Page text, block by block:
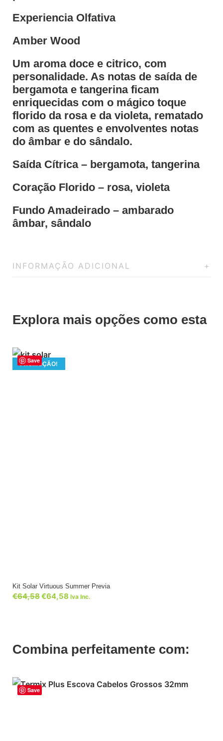
Experiencia Olfativa
Amber Wood
Um aroma doce e citrico, com
personalidade. As notas de saída de
bergamota e tangerina ficam
enriquecidas com o mágico toque
florido da rosa e da violeta, rematado
com as quentes e envolventes notas
do âmbar e do sândalo.
Saída Cítrica – bergamota, tangerina
Coração Florido – rosa, violeta
Fundo Amadeirado – ambarado
âmbar, sândalo
INFORMAÇÃO ADICIONAL
Explora mais opções como esta
Save
PROMOÇÃO!
Kit Solar Virtuous Summer Previa
€64,58€64,58 Iva Inc.
Combina perfeitamente com:
Save